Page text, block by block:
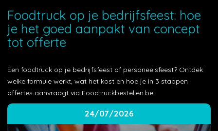
Foodtruck op je bedrijfsfeest: hoe
je het goed aanpakt van concept
tot offerte
Een foodtruck op je bedrijfsfeest of personeelsfeest? Ontdek
welke formule werkt, wat het kost en hoe je in 3 stappen
offertes aanvraagt via Foodtruckbestellen.be.
24/07/2026